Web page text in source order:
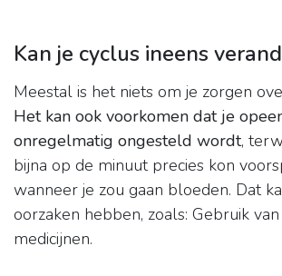
Kan je cyclus ineens
Meestal is het niets om je zorgen
Het kan ook voorkomen dat je
onregelmatig ongesteld wordt,
bijna op de minuut precies kon
wanneer je zou gaan bloeden. Dat
oorzaken hebben, zoals: Gebruik
medicijnen.